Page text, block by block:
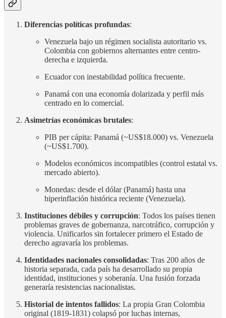
Diferencias políticas profundas:
Venezuela bajo un régimen socialista autoritario vs.
Colombia con gobiernos alternantes entre centro-
derecha e izquierda.
Ecuador con inestabilidad política frecuente.
Panamá con una economía dolarizada y perfil más
centrado en lo comercial.
Asimetrías económicas brutales:
PIB per cápita: Panamá (~US$18.000) vs. Venezuela
(~US$1.700).
Modelos económicos incompatibles (control estatal vs.
mercado abierto).
Monedas: desde el dólar (Panamá) hasta una
hiperinflación histórica reciente (Venezuela).
Instituciones débiles y corrupción: Todos los países tienen
problemas graves de gobernanza, narcotráfico, corrupción y
violencia. Unificarlos sin fortalecer primero el Estado de
derecho agravaría los problemas.
Identidades nacionales consolidadas: Tras 200 años de
historia separada, cada país ha desarrollado su propia
identidad, instituciones y soberanía. Una fusión forzada
generaría resistencias nacionalistas.
Historial de intentos fallidos: La propia Gran Colombia
original (1819-1831) colapsó por luchas internas,